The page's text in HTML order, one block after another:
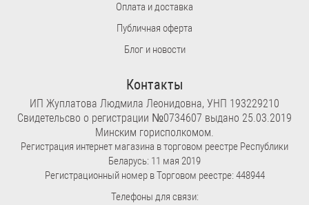
Оплата и доставка
Публичная оферта
Блог и новости
Контакты
ИП Жуплатова Людмила Леонидовна, УНП 193229210
Свидетельсво о регистрации №0734607 выдано 25.03.2019
Минским горисполкомом.
Регистрация интернет магазина в торговом реестре Республики
Беларусь: 11 мая 2019
Регистрационный номер в Торговом реестре: 448944
Телефоны для связи: